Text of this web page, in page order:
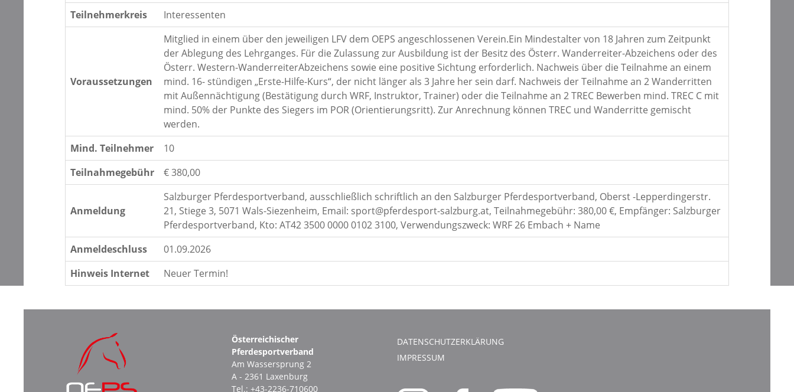
Teilnehmerkreis
Interessenten
Voraussetzungen
Mitglied in einem über den jeweiligen LFV dem OEPS angeschlossenen Verein.Ein Mindestalter von 18 Jahren zum Zeitpunkt
der Ablegung des Lehrganges. Für die Zulassung zur Ausbildung ist der Besitz des Österr. Wanderreiter-Abzeichens oder des
Österr. Western-WanderreiterAbzeichens sowie eine positive Sichtung erforderlich. Nachweis über die Teilnahme an einem
mind. 16- stündigen „Erste-Hilfe-Kurs“, der nicht länger als 3 Jahre her sein darf. Nachweis der Teilnahme an 2 Wanderritten
mit Außennächtigung (Bestätigung durch WRF, Instruktor, Trainer) oder die Teilnahme an 2 TREC Bewerben mind. TREC C mit
mind. 50% der Punkte des Siegers im POR (Orientierungsritt). Zur Anrechnung können TREC und Wanderritte gemischt
werden.
Mind. Teilnehmer
10
Teilnahmegebühr
€ 380,00
Anmeldung
Salzburger Pferdesportverband, ausschließlich schriftlich an den Salzburger Pferdesportverband, Oberst -Lepperdingerstr.
21, Stiege 3, 5071 Wals-Siezenheim, Email: sport@pferdesport-salzburg.at, Teilnahmegebühr: 380,00 €, Empfänger: Salzburger
Pferdesportverband, Kto: AT42 3500 0000 0102 3100, Verwendungszweck: WRF 26 Embach + Name
Anmeldeschluss
01.09.2026
Hinweis Internet
Neuer Termin!
Österreichischer
Pferdesportverband
Am Wassersprung 2
A - 2361 Laxenburg
Tel.: +43-2236-710600
DATENSCHUTZERKLÄRUNG
IMPRESSUM